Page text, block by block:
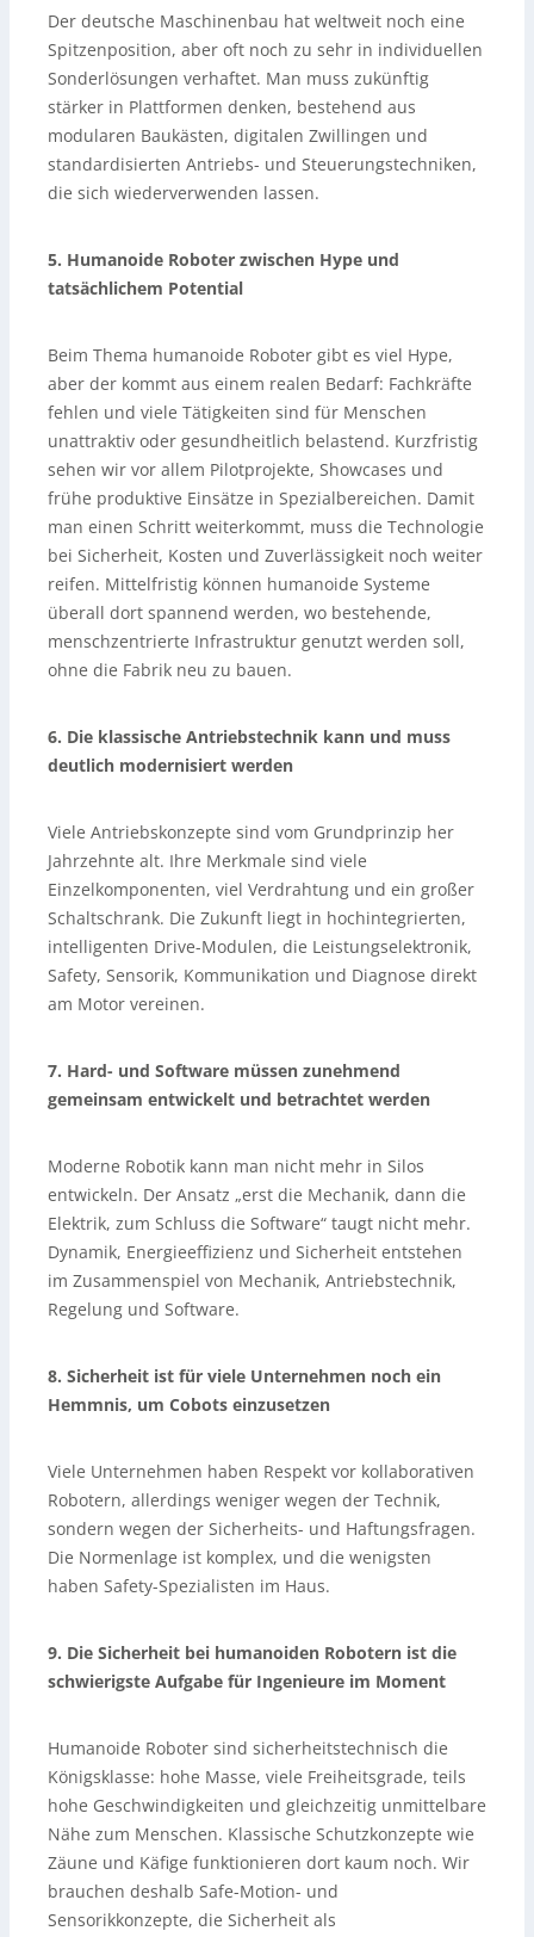
Der deutsche Maschinenbau hat weltweit noch eine
Spitzenposition, aber oft noch zu sehr in individuellen
Sonderlösungen verhaftet. Man muss zukünftig
stärker in Plattformen denken, bestehend aus
modularen Baukästen, digitalen Zwillingen und
standardisierten Antriebs- und Steuerungstechniken,
die sich wiederverwenden lassen.
5. Humanoide Roboter zwischen Hype und
tatsächlichem Potential
Beim Thema humanoide Roboter gibt es viel Hype,
aber der kommt aus einem realen Bedarf: Fachkräfte
fehlen und viele Tätigkeiten sind für Menschen
unattraktiv oder gesundheitlich belastend. Kurzfristig
sehen wir vor allem Pilotprojekte, Showcases und
frühe produktive Einsätze in Spezialbereichen. Damit
man einen Schritt weiterkommt, muss die Technologie
bei Sicherheit, Kosten und Zuverlässigkeit noch weiter
reifen. Mittelfristig können humanoide Systeme
überall dort spannend werden, wo bestehende,
menschzentrierte Infrastruktur genutzt werden soll,
ohne die Fabrik neu zu bauen.
6. Die klassische Antriebstechnik kann und muss
deutlich modernisiert werden
Viele Antriebskonzepte sind vom Grundprinzip her
Jahrzehnte alt. Ihre Merkmale sind viele
Einzelkomponenten, viel Verdrahtung und ein großer
Schaltschrank. Die Zukunft liegt in hochintegrierten,
intelligenten Drive-Modulen, die Leistungselektronik,
Safety, Sensorik, Kommunikation und Diagnose direkt
am Motor vereinen.
7. Hard- und Software müssen zunehmend
gemeinsam entwickelt und betrachtet werden
Moderne Robotik kann man nicht mehr in Silos
entwickeln. Der Ansatz „erst die Mechanik, dann die
Elektrik, zum Schluss die Software“ taugt nicht mehr.
Dynamik, Energieeffizienz und Sicherheit entstehen
im Zusammenspiel von Mechanik, Antriebstechnik,
Regelung und Software.
8. Sicherheit ist für viele Unternehmen noch ein
Hemmnis, um Cobots einzusetzen
Viele Unternehmen haben Respekt vor kollaborativen
Robotern, allerdings weniger wegen der Technik,
sondern wegen der Sicherheits- und Haftungsfragen.
Die Normenlage ist komplex, und die wenigsten
haben Safety-Spezialisten im Haus.
9. Die Sicherheit bei humanoiden Robotern ist die
schwierigste Aufgabe für Ingenieure im Moment
Humanoide Roboter sind sicherheitstechnisch die
Königsklasse: hohe Masse, viele Freiheitsgrade, teils
hohe Geschwindigkeiten und gleichzeitig unmittelbare
Nähe zum Menschen. Klassische Schutzkonzepte wie
Zäune und Käfige funktionieren dort kaum noch. Wir
brauchen deshalb Safe-Motion- und
Sensorikkonzepte, die Sicherheit als